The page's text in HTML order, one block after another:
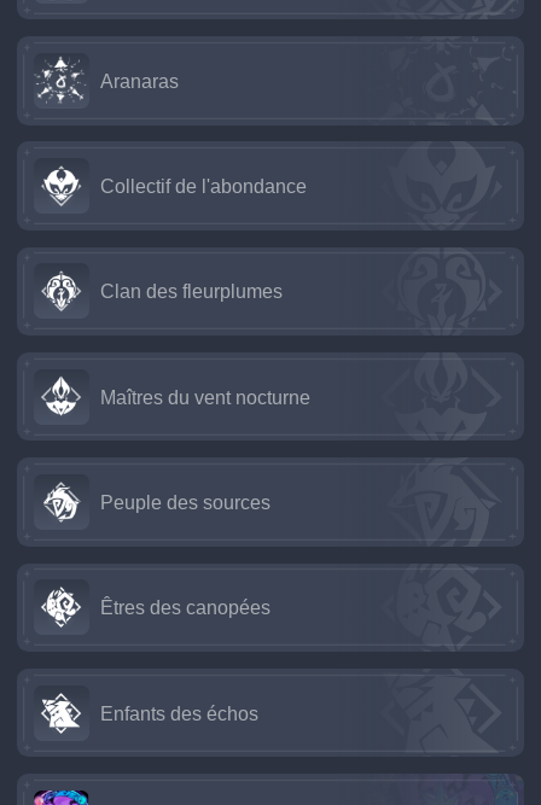
Aranaras
Collectif de l'abondance
Clan des fleurplumes
Maîtres du vent nocturne
Peuple des sources
Êtres des canopées
Enfants des échos